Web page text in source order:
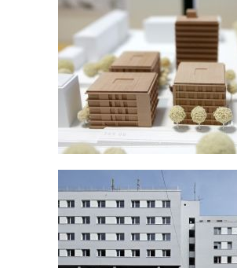
WETTBEWERB SONNENRAIN
SCHWÄBISCH HALL / WOLF
ARCHITEKTEN & INGENIEURE
STUDENTENWOHNANLAGE
CAMPUS KÖNIGSALLEE
LUDWIGSBURG